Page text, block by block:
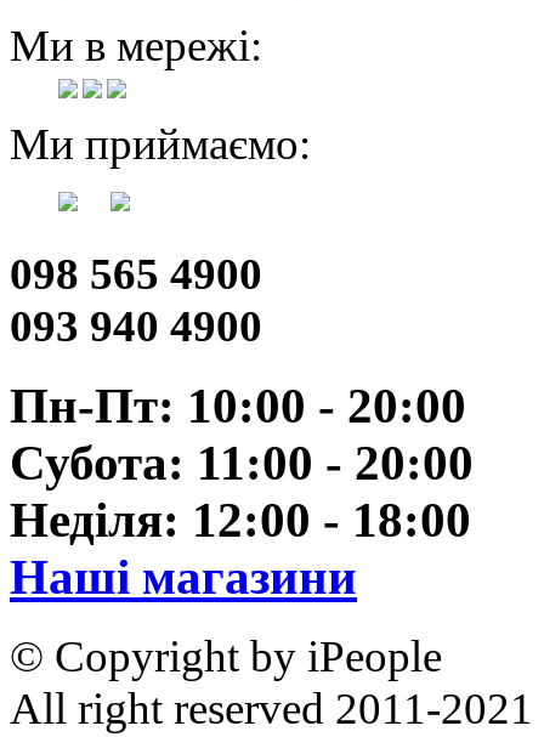
Ми в мережі:
Ми приймаємо:
098 565 4900
093 940 4900
Пн-Пт: 10:00 - 20:00
Субота: 11:00 - 20:00
Неділя: 12:00 - 18:00
Наші магазини
© Copyright by iPeople
All right reserved 2011-2021